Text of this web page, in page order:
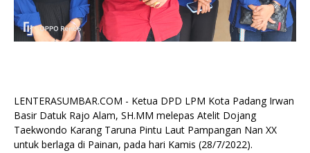
LENTERASUMBAR.COM - Ketua DPD LPM Kota Padang Irwan
Basir Datuk Rajo Alam, SH.MM melepas Atelit Dojang
Taekwondo Karang Taruna Pintu Laut Pampangan Nan XX
untuk berlaga di Painan, pada hari Kamis (28/7/2022).